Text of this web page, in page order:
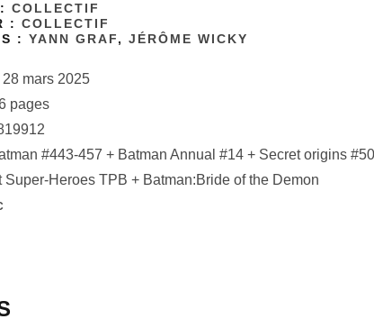
COLLECTIF
: COLLECTIF
: YANN GRAF , JÉRÔME WICKY
28 mars 2025
pages
#443-457 + Batman Annual #14 + Secret origins
Super-Heroes TPB + Batman:Bride of the Demon